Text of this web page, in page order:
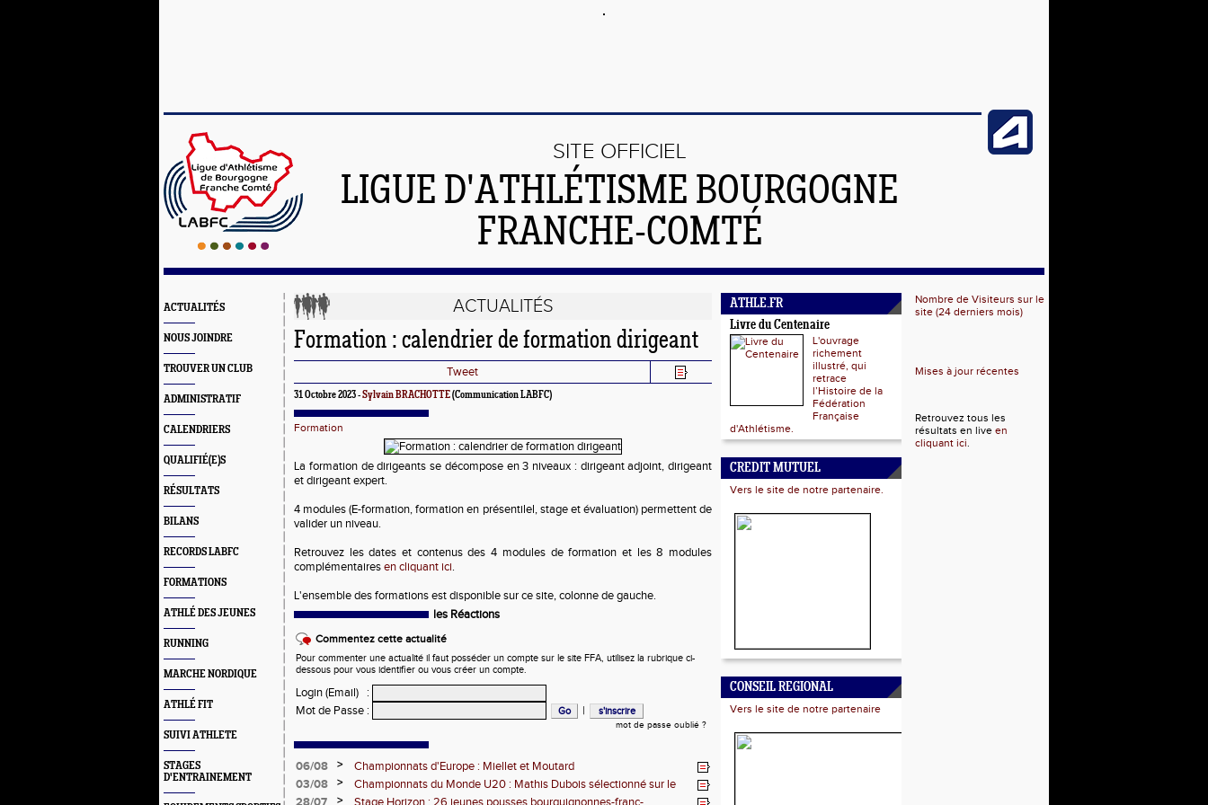
SITE OFFICIEL
LIGUE D'ATHLÉTISME BOURGOGNE
FRANCHE-COMTÉ
ACTUALITÉS
NOUS JOINDRE
TROUVER UN CLUB
ADMINISTRATIF
CALENDRIERS
QUALIFIÉ(E)S
RÉSULTATS
BILANS
RECORDS LABFC
FORMATIONS
ATHLÉ DES JEUNES
RUNNING
MARCHE NORDIQUE
ATHLÉ FIT
SUIVI ATHLETE
STAGES
D'ENTRAINEMENT
ACTUALITÉS
Formation : calendrier de formation dirigeant
Tweet
31 Octobre 2023 -Sylvain BRACHOTTE(Communication LABFC)
Formation
La formation de dirigeants se décompose en 3 niveaux : dirigeant adjoint, dirigeant
et dirigeant expert.
4 modules (E-formation, formation en présentilel, stage et évaluation) permettent de
valider un niveau.
Retrouvez les dates et contenus des 4 modules de formation et les 8 modules
complémentairesen cliquant ici.
L'ensemble des formations est disponible sur ce site, colonne de gauche.
les Réactions
Commentez cette actualité
Pour commenter une actualité il faut posséder un compte sur le site FFA, utilisez la rubrique ci-
dessous pour vous identifier ou vous créer un compte.
Login (Email)
:
Mot de Passe : |
mot de passe oublié ?
06/08 >
Championnats d'Europe : Miellet et Moutard
03/08
>
Championnats du Monde U20 : Mathis Dubois sélectionné sur le
3000m steeple
>
ATHLE.FR
Livre du Centenaire
L'ouvrage
richement
illustré, qui
retrace
l’Histoire de la
Fédération
Française
d'Athlétisme.
CREDIT MUTUEL
Vers le site de notre partenaire.
CONSEIL REGIONAL
Vers le site de notre partenaire
Nombre de Visiteurs sur le
site (24 derniers mois)
Mises à jour récentes
Retrouvez tous les
résultats en live en
cliquant ici.